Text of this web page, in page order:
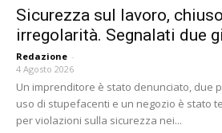
Sicurezza sul lavoro,
irregolarità. Segnalati due
Redazione -
4 Agosto 2026
Un imprenditore è stato denunciato, due
uso di stupefacenti e un negozio è stato
per violazioni sulla sicurezza nei...